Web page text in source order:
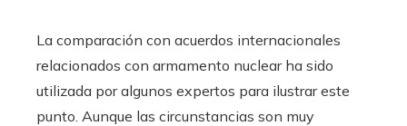
La comparación con acuerdos internacionales
relacionados con armamento nuclear ha sido
utilizada por algunos expertos para ilustrar este
punto. Aunque las circunstancias son muy